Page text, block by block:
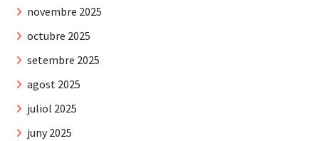
novembre 2025
octubre 2025
setembre 2025
agost 2025
juliol 2025
juny 2025